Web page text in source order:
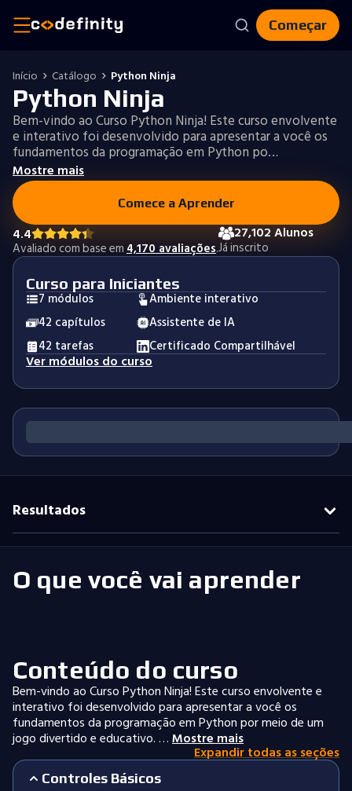
Começar
Início Catálogo Python Ninja
Python Ninja
Bem-vindo ao Curso Python Ninja! Este curso envolvente
e interativo foi desenvolvido para apresentar a você os
fundamentos da programação em Python po…
Mostre mais
Comece a Aprender
4.4
Avaliado com base em4,170 avaliações.
27,102 Alunos
Já inscrito
Curso para Iniciantes
7 módulos
Ambiente interativo
42 capítulos
Assistente de IA
42 tarefas
Certificado Compartilhável
Ver módulos do curso
Resultados
O que você vai aprender
Conteúdo do curso
Bem-vindo ao Curso Python Ninja! Este curso envolvente e
interativo foi desenvolvido para apresentar a você os
fundamentos da programação em Python por meio de um
jogo divertido e educativo. …Mostre mais
Expandir todas as seções
Controles Básicos